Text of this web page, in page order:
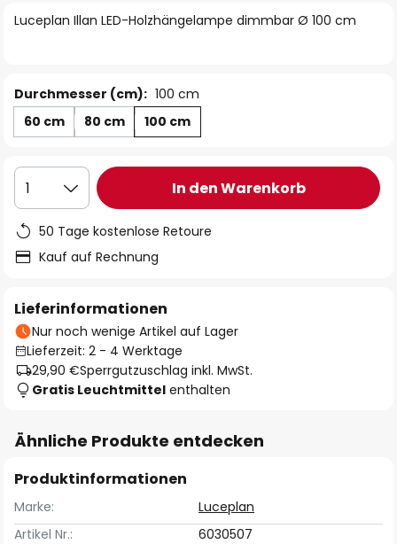
Luceplan Illan LED-Holzhängelampe dimmbar Ø 100 cm
Durchmesser (cm): 100 cm
60 cm
80 cm 100 cm
1 In den Warenkorb
50 Tage kostenlose Retoure
Kauf auf Rechnung
Lieferinformationen
Nur noch wenige Artikel auf Lager
Lieferzeit: 2 - 4 Werktage
29,90 €Sperrgutzuschlag inkl. MwSt.
Gratis Leuchtmittel enthalten
Ähnliche Produkte entdecken
Produktinformationen
Marke:
Luceplan
Artikel Nr.:
6030507